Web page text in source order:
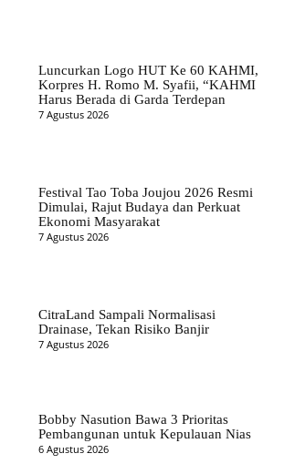
Luncurkan Logo HUT Ke 60 KAHMI,
Korpres H. Romo M. Syafii, “KAHMI
Harus Berada di Garda Terdepan
7 Agustus 2026
Festival Tao Toba Joujou 2026 Resmi
Dimulai, Rajut Budaya dan Perkuat
Ekonomi Masyarakat
7 Agustus 2026
CitraLand Sampali Normalisasi
Drainase, Tekan Risiko Banjir
7 Agustus 2026
Bobby Nasution Bawa 3 Prioritas
Pembangunan untuk Kepulauan Nias
6 Agustus 2026